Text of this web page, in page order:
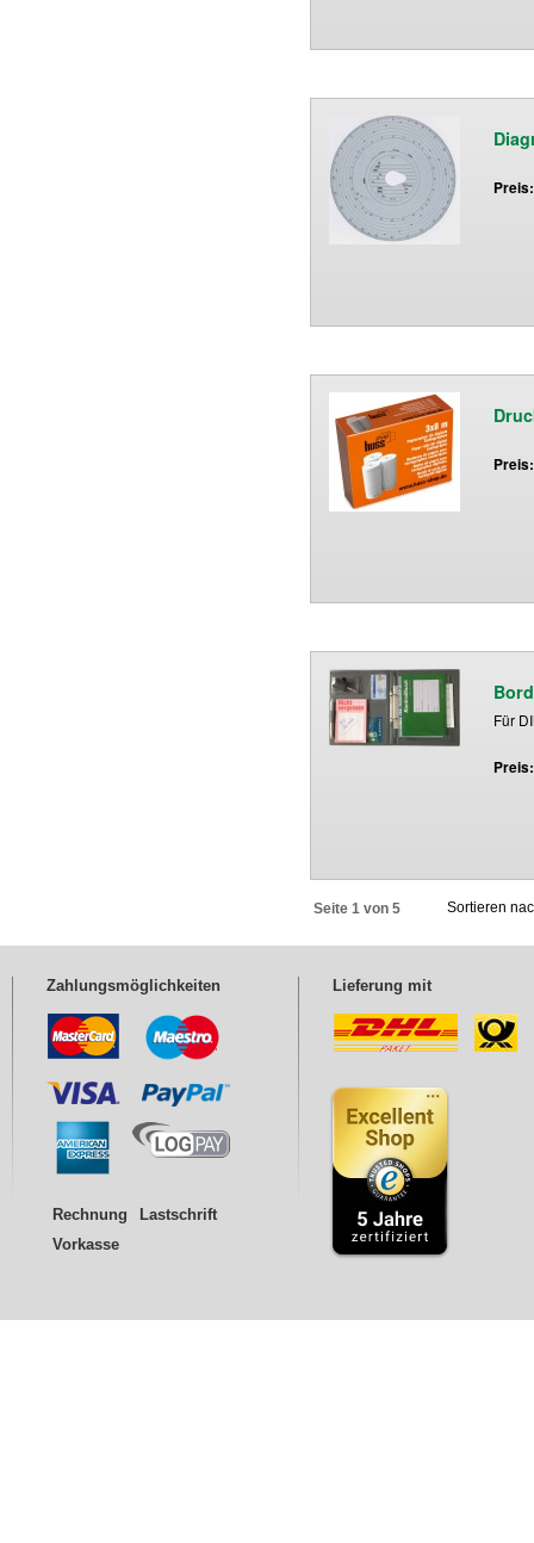
Für
Seite 1 von 5 Sortieren
Zahlungsmöglichkeiten
Rechnung
Lastschrift
Vorkasse
Lieferung mit